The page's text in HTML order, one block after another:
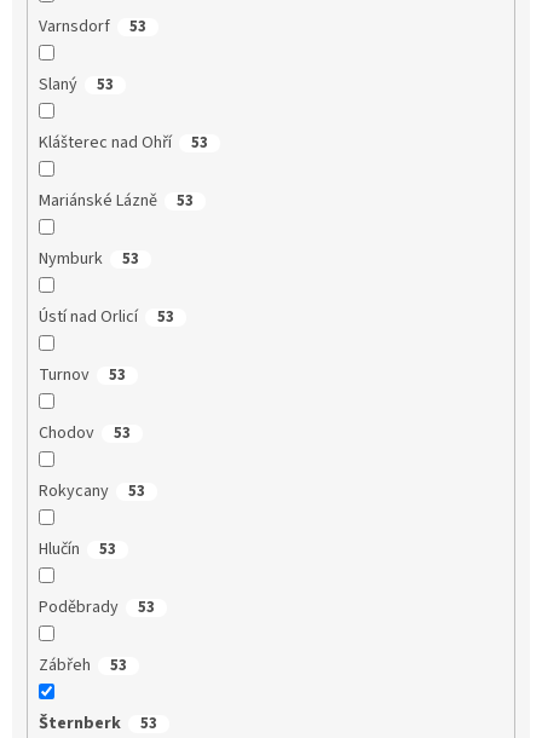
Varnsdorf 53
Slaný 53
Klášterec nad Ohří 53
Mariánské Lázně 53
Nymburk 53
Ústí nad Orlicí 53
Turnov 53
Chodov 53
Rokycany 53
Hlučín 53
Poděbrady 53
Zábřeh 53
Šternberk 53